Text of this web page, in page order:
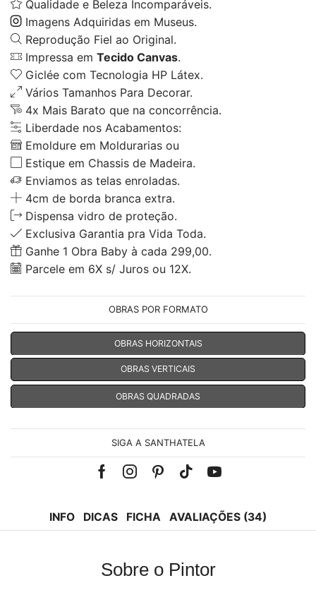
Qualidade e Beleza Incomparáveis.
Imagens Adquiridas em Museus.
Reprodução Fiel ao Original.
Impressa em Tecido Canvas.
Giclée com Tecnologia HP Látex.
Vários Tamanhos Para Decorar.
4x Mais Barato que na concorrência.
Liberdade nos Acabamentos:
Emoldure em Moldurarias ou
Estique em Chassis de Madeira.
Enviamos as telas enroladas.
4cm de borda branca extra.
Dispensa vidro de proteção.
Exclusiva Garantia pra Vida Toda.
Ganhe 1 Obra Baby à cada 299,00.
Parcele em 6X s/ Juros ou 12X.
OBRAS POR FORMATO
OBRAS HORIZONTAIS
OBRAS VERTICAIS
OBRAS QUADRADAS
SIGA A SANTHATELA
FacebookInstagramPinterest
Tik-Youtube
INFO DICAS FICHA AVALIAÇÕES (34)
Sobre o Pintor